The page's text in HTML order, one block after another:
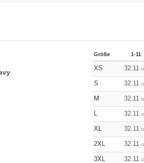
Größe 1-11
XS 32.11
S 32.11
M 32.11
L 32.11
XL 32.11
2XL 32.11
3XL 32.11